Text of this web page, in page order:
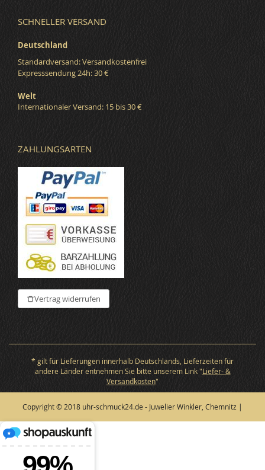
SCHNELLER VERSAND
Deutschland
Standardversand: Versandkostenfrei
Expresssendung 24h: 30 €
Welt
Internationaler Versand: 15 bis 30 €
ZAHLUNGSARTEN
Vertrag widerrufen
* gilt für Lieferungen innerhalb Deutschlands, Lieferzeiten für
andere Länder entnehmen Sie bitte unserem Link "Liefer- &
Versandkosten"
Copyright © 2018 uhr-schmuck24.de - Juwelier Winkler, Chemnitz |